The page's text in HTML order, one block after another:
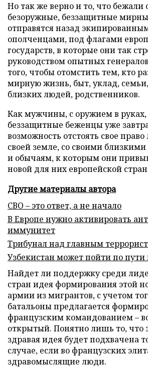
Но так же верно и то, что бежали
безоружные, беззащитные
отправятся назад
ополченцами, под флагами
государств, в которые они так
руководством опытных
того, чтобы отомстить тем, кто
мирную жизнь, быт, уклад,
близких людей, родственников.
Как мужчины, с оружием в
беззащитные беженцы уже
возможность отстоять свое
своей земле, со своими
и обычаям, к которым они
новой для них европейской
Другие материалы автора
СВО – это ответ, а не начало
В Европе нужно активировать
иммунитет
Трибунал над главным
Узбекистан может пойти по
Найдет ли поддержку среди
стран идея формирования этой
армии из мигрантов, с учетом
батальоны предлагается
французским командованием –
открытый. Понятно лишь то, что
здравая идея будет подхвачена
случае, если во французских
здравомыслящие люди.